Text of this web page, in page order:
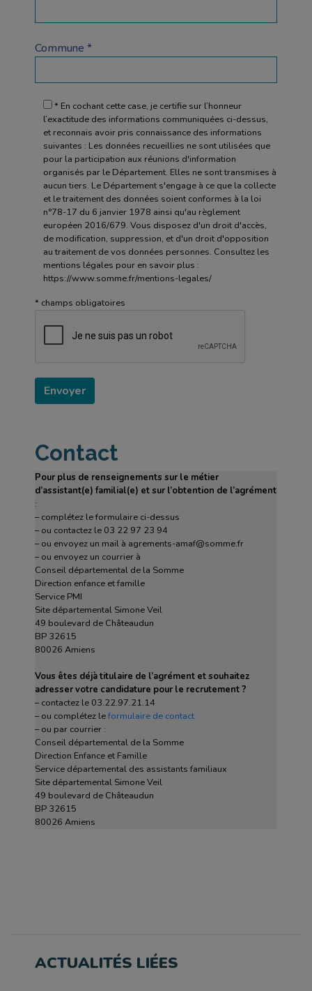
Commune *
* En cochant cette case, je certifie sur l’honneur
l’exactitude des informations communiquées ci-dessus,
et reconnais avoir pris connaissance des informations
suivantes : Les données recueillies ne sont utilisées que
pour la participation aux réunions d'information
organisés par le Département. Elles ne sont transmises à
aucun tiers. Le Département s'engage à ce que la collecte
et le traitement des données soient conformes à la loi
n°78-17 du 6 janvier 1978 ainsi qu'au règlement
européen 2016/679. Vous disposez d'un droit d'accès,
de modification, suppression, et d'un droit d'opposition
au traitement de vos données personnes. Consultez les
mentions légales pour en savoir plus :
https://www.somme.fr/mentions-legales/
* champs obligatoires
Contact
Pour plus de renseignements sur le métier
d’assistant(e) familial(e) et sur l’obtention de l’agrément
:
– complétez le formulaire ci-dessus
– ou contactez le 03 22 97 23 94
– ou envoyez un mail à agrements-amaf@somme.fr
– ou envoyez un courrier à
Conseil départemental de la Somme
Direction enfance et famille
Service PMI
Site départemental Simone Veil
49 boulevard de Châteaudun
BP 32615
80026 Amiens
Vous êtes déjà titulaire de l’agrément et souhaitez
adresser votre candidature pour le recrutement ?
– contactez le 03.22.97.21.14
– ou complétez leformulaire de contact
– ou par courrier :
Conseil départemental de la Somme
Direction Enfance et Famille
Service départemental des assistants familiaux
Site départemental Simone Veil
49 boulevard de Châteaudun
BP 32615
80026 Amiens
ACTUALITÉS LIÉES